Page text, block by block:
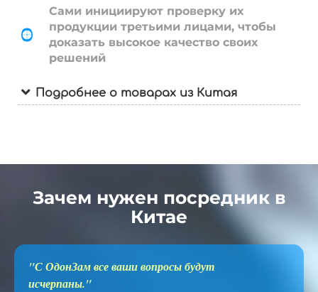
Сами инициируют проверку их
продукции третьими лицами, чтобы
доказать высокое качество своих
решений
Подробнее о товарах из Китая
Зачем нужен посредник в
Китае
"С ОдонЗам все ваши вопросы будут
исчерпаны."